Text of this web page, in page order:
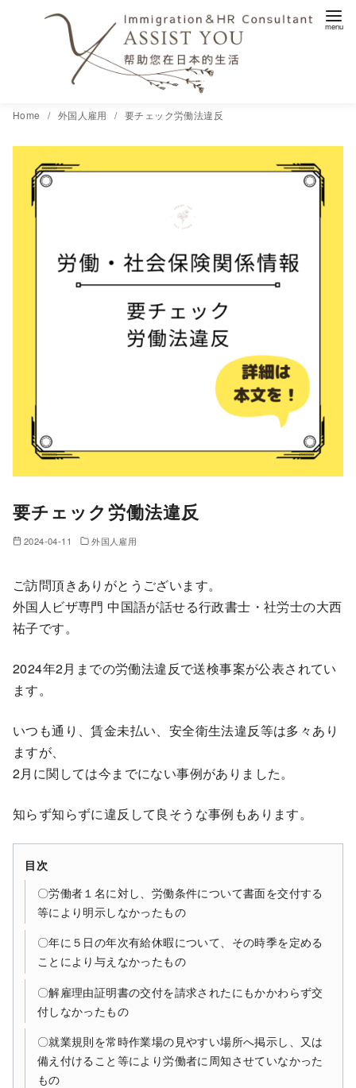
Home 外国人雇用 要チェック労働法違反
要チェック労働法違反
2024-04-11 外国人雇用
ご訪問頂きありがとうございます。
外国人ビザ専門 中国語が話せる行政書士・社労士の大西
祐子です。
2024年2月までの労働法違反で送検事案が公表されてい
ます。
いつも通り、賃金未払い、安全衛生法違反等は多々あり
ますが、
2月に関しては今までにない事例がありました。
知らず知らずに違反して良そうな事例もあります。
目次
〇労働者１名に対し、労働条件について書面を交付する
等により明示しなかったもの
〇年に５日の年次有給休暇について、その時季を定める
ことにより与えなかったもの
〇解雇理由証明書の交付を請求されたにもかかわらず交
付しなかったもの
〇就業規則を常時作業場の見やすい場所へ掲示し、又は
備え付けること等により労働者に周知させていなかった
もの